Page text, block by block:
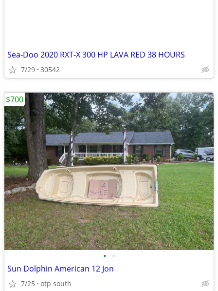
Sea-Doo 2020 RXT-X 300 HP LAVA RED 38 HOURS
7/29 30542
• •
Sun Dolphin American 12 Jon
7/25 otp south
$700